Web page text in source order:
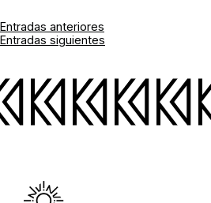
Navegación
de
entradas
Entradas anteriores
Entradas siguientes